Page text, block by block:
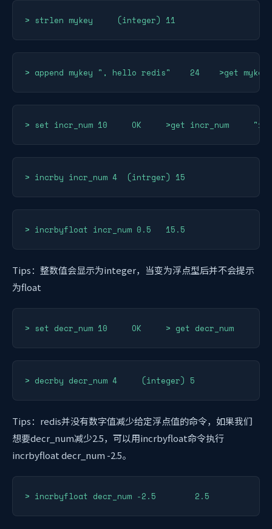
> strlen mykey     (integer) 11
> append mykey ", hello redis"    24    >get
> set incr_num 10     OK     >get incr_num
> incrby incr_num 4  (intrger) 15
> incrbyfloat incr_num 0.5   15.5
Tips：整数值会显示为integer，当变为浮点型后并不会提示
为float
> set decr_num 10     OK     > get decr_num
> decrby decr_num 4     (integer) 5
Tips：redis并没有数字值减少给定浮点值的命令，如果我们
想要decr_num减少2.5，可以用incrbyfloat命令执行
incrbyfloat decr_num -2.5。
> incrbyfloat decr_num -2.5        2.5